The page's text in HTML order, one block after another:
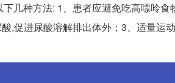
几种方法: 1、患者应避免吃高嘌呤食
,促进尿酸溶解排出体外；3、适量运